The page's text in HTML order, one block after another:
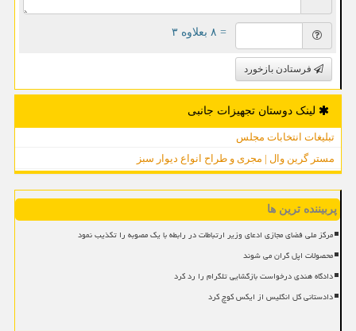
= ۸ بعلاوه ۳
فرستادن بازخورد
لینک دوستان تجهیزات جانبی
تبلیغات انتخابات مجلس
مستر گرین وال | مجری و طراح انواع دیوار سبز
پربیننده ترین ها
مرکز ملی فضای مجازی ادعای وزیر ارتباطات در رابطه با یک مصوبه را تکذیب نمود
محصولات اپل گران می شوند
دادگاه هندی درخواست بازگشایی تلگرام را رد کرد
دادستانی کل انگلیس از ایکس کوچ کرد